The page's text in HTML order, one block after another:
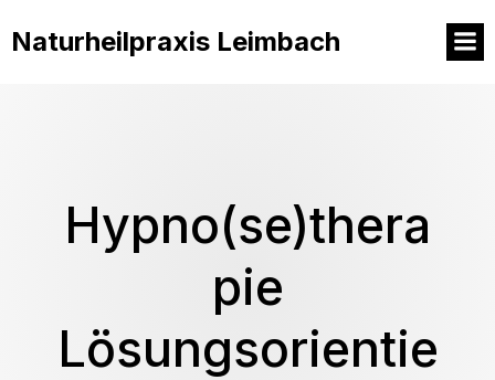
Naturheilpraxis Leimbach
Hypno(se)thera
pie
Lösungsorientie